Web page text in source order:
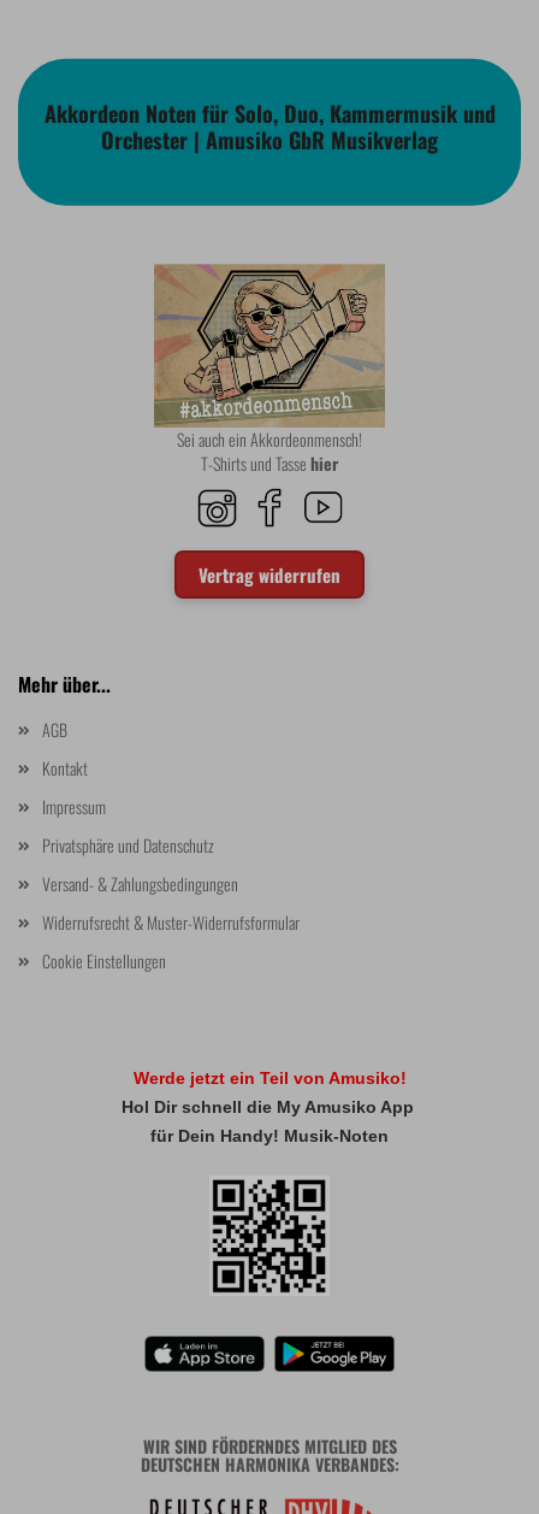
Akkordeon Noten für Solo, Duo, Kammermusik und
Orchester | Amusiko GbR Musikverlag
Sei auch ein Akkordeonmensch!
T-Shirts und Tassehier
Vertrag widerrufen
Mehr über...
AGB
Kontakt
Impressum
Privatsphäre und Datenschutz
Versand- & Zahlungsbedingungen
Widerrufsrecht & Muster-Widerrufsformular
Cookie Einstellungen
Werde jetzt ein Teil von Amusiko!
Hol Dir schnell die My Amusiko App
für Dein Handy! Musik-Noten
WIR SIND FÖRDERNDES MITGLIED DES
DEUTSCHEN HARMONIKA VERBANDES: